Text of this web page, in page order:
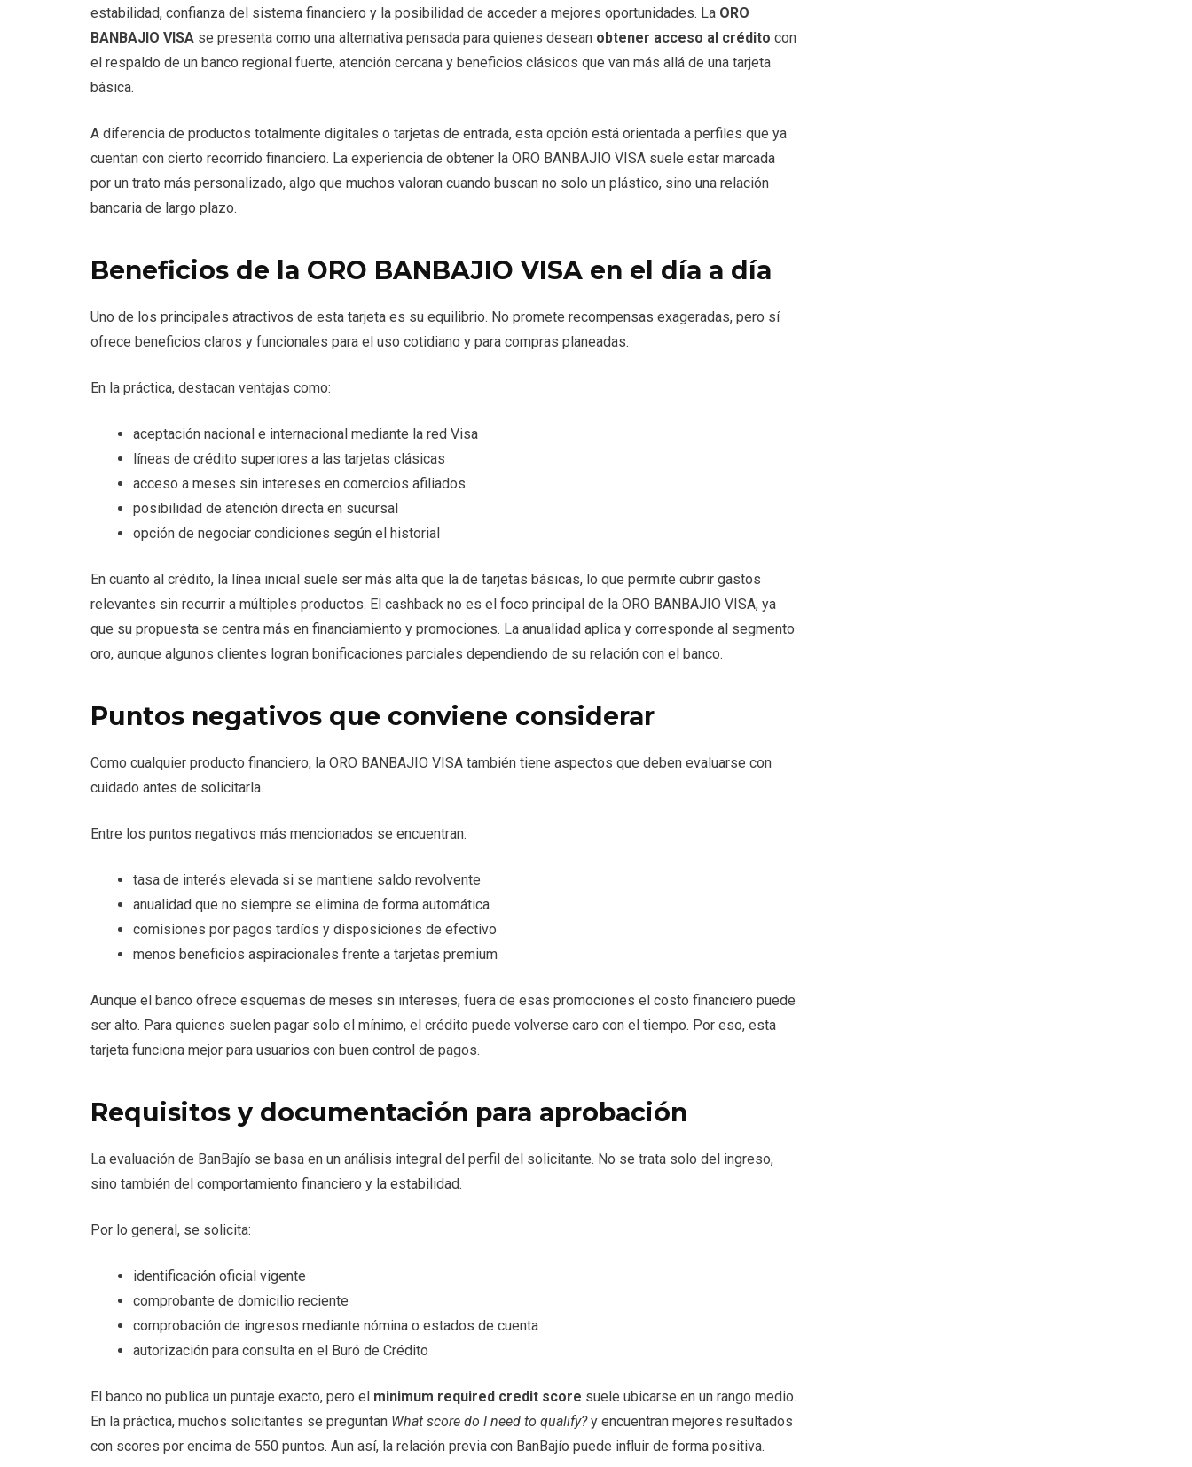
estabilidad, confianza del sistema financiero y la posibilidad de acceder a mejores oportunidades. La ORO
BANBAJIO VISA se presenta como una alternativa pensada para quienes desean obtener acceso al crédito con
el respaldo de un banco regional fuerte, atención cercana y beneficios clásicos que van más allá de una tarjeta
básica.
A diferencia de productos totalmente digitales o tarjetas de entrada, esta opción está orientada a perfiles que ya
cuentan con cierto recorrido financiero. La experiencia de obtener la ORO BANBAJIO VISA suele estar marcada
por un trato más personalizado, algo que muchos valoran cuando buscan no solo un plástico, sino una relación
bancaria de largo plazo.
Beneficios de la ORO BANBAJIO VISA en el día a día
Uno de los principales atractivos de esta tarjeta es su equilibrio. No promete recompensas exageradas, pero sí
ofrece beneficios claros y funcionales para el uso cotidiano y para compras planeadas.
En la práctica, destacan ventajas como:
aceptación nacional e internacional mediante la red Visa
líneas de crédito superiores a las tarjetas clásicas
acceso a meses sin intereses en comercios afiliados
posibilidad de atención directa en sucursal
opción de negociar condiciones según el historial
En cuanto al crédito, la línea inicial suele ser más alta que la de tarjetas básicas, lo que permite cubrir gastos
relevantes sin recurrir a múltiples productos. El cashback no es el foco principal de la ORO BANBAJIO VISA, ya
que su propuesta se centra más en financiamiento y promociones. La anualidad aplica y corresponde al segmento
oro, aunque algunos clientes logran bonificaciones parciales dependiendo de su relación con el banco.
Puntos negativos que conviene considerar
Como cualquier producto financiero, la ORO BANBAJIO VISA también tiene aspectos que deben evaluarse con
cuidado antes de solicitarla.
Entre los puntos negativos más mencionados se encuentran:
tasa de interés elevada si se mantiene saldo revolvente
anualidad que no siempre se elimina de forma automática
comisiones por pagos tardíos y disposiciones de efectivo
menos beneficios aspiracionales frente a tarjetas premium
Aunque el banco ofrece esquemas de meses sin intereses, fuera de esas promociones el costo financiero puede
ser alto. Para quienes suelen pagar solo el mínimo, el crédito puede volverse caro con el tiempo. Por eso, esta
tarjeta funciona mejor para usuarios con buen control de pagos.
Requisitos y documentación para aprobación
La evaluación de BanBajío se basa en un análisis integral del perfil del solicitante. No se trata solo del ingreso,
sino también del comportamiento financiero y la estabilidad.
Por lo general, se solicita:
identificación oficial vigente
comprobante de domicilio reciente
comprobación de ingresos mediante nómina o estados de cuenta
autorización para consulta en el Buró de Crédito
El banco no publica un puntaje exacto, pero el minimum required credit score suele ubicarse en un rango medio.
En la práctica, muchos solicitantes se preguntan What score do I need to qualify?y encuentran mejores resultados
con scores por encima de 550 puntos. Aun así, la relación previa con BanBajío puede influir de forma positiva.